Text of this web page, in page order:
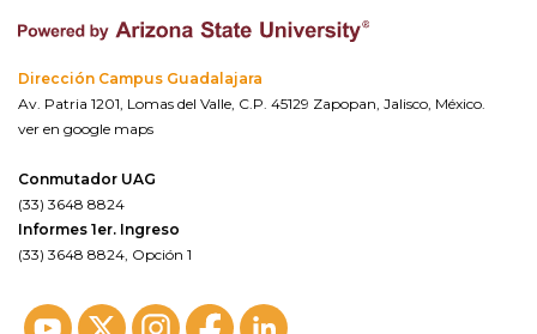
Dirección Campus Guadalajara
Av. Patria 1201, Lomas del Valle, C.P. 45129 Zapopan, Jalisco, México.
ver en google maps
Conmutador UAG
(33) 3648 8824
Informes 1er. Ingreso
(33) 3648 8824, Opción 1